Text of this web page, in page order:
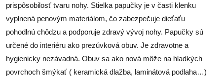
prispôsobilosť tvaru nohy. Stielka papučky je v časti klenku
vyplnená penovým materiálom, čo zabezpečuje dieťaťu
pohodlnú chôdzu a podporuje zdravý vývoj nohy. Papučky sú
určené do interiéru ako prezúvková obuv. Je zdravotne a
hygienicky nezávadná. Obuv sa ako nová môže na hladkých
povrchoch šmýkať ( keramická dlažba, laminátová podlaha…)